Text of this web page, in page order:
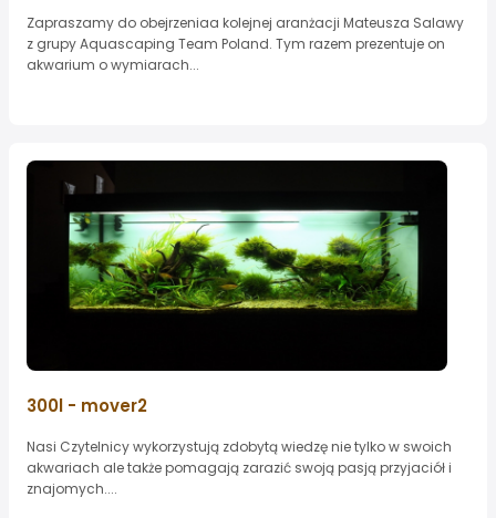
Zapraszamy do obejrzeniaa kolejnej aranżacji Mateusza Salawy
z grupy Aquascaping Team Poland. Tym razem prezentuje on
akwarium o wymiarach...
300l - mover2
Nasi Czytelnicy wykorzystują zdobytą wiedzę nie tylko w swoich
akwariach ale także pomagają zarazić swoją pasją przyjaciół i
znajomych....